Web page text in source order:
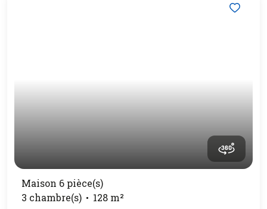
Maison 6 pièce(s)
3 chambre(s)
128 m²